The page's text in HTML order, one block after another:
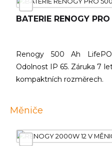
BATERIE RENOGY
Renogy 500 Ah
Odolnost IP 65. Záruka 7
kompaktních rozměrech.
Měniče